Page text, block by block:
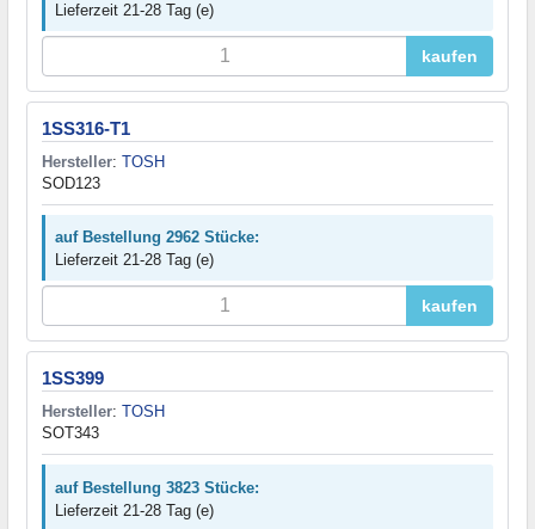
Lieferzeit 21-28 Tag (e)
kaufen
1SS316-T1
Hersteller: TOSH
SOD123
auf Bestellung 2962 Stücke:
Lieferzeit 21-28 Tag (e)
kaufen
1SS399
Hersteller: TOSH
SOT343
auf Bestellung 3823 Stücke:
Lieferzeit 21-28 Tag (e)